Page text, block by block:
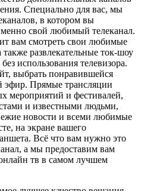
Специально для вас, мы
в котором вы
свой любимый телеканал.
вам смотреть свои любимые
развлекательные ток-шоу
использования телевизора.
выбрать понравившейся
эфир. Прямые трансляции
мероприятий и фестивалей,
и известными людьми,
новости и всеми любимые
на экране вашего
Всё что вам нужно это
а мы предоставим вам
тв в самом лучшем